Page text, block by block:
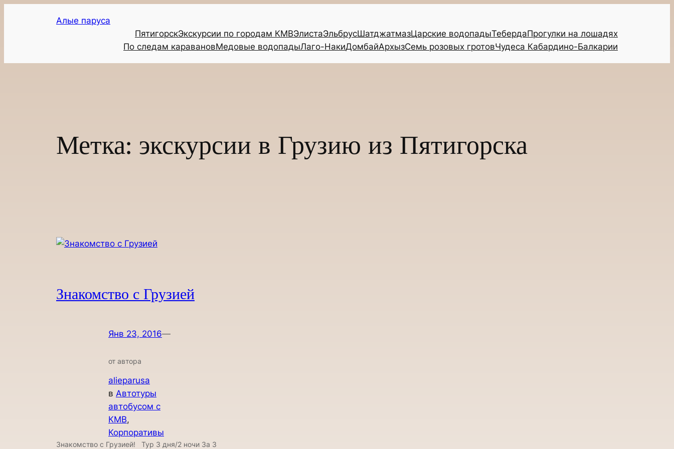
Алые паруса
ПятигорскЭкскурсии по городам КМВЭлистаЭльбрусШатджатмазЦарские водопадыТебердаПрогулки на лошадях
По следам каравановМедовые водопадыЛаго-НакиДомбайАрхызСемь розовых гротовЧудеса Кабардино-Балкарии
Метка: экскурсии в Грузию из Пятигорска
Знакомство с Грузией
Янв 23, 2016—
от автора
alieparusa
в Автотуры
автобусом с
КМВ
Корпоративы
Знакомство с Грузией! Тур 3 дня/2 ночи За 3